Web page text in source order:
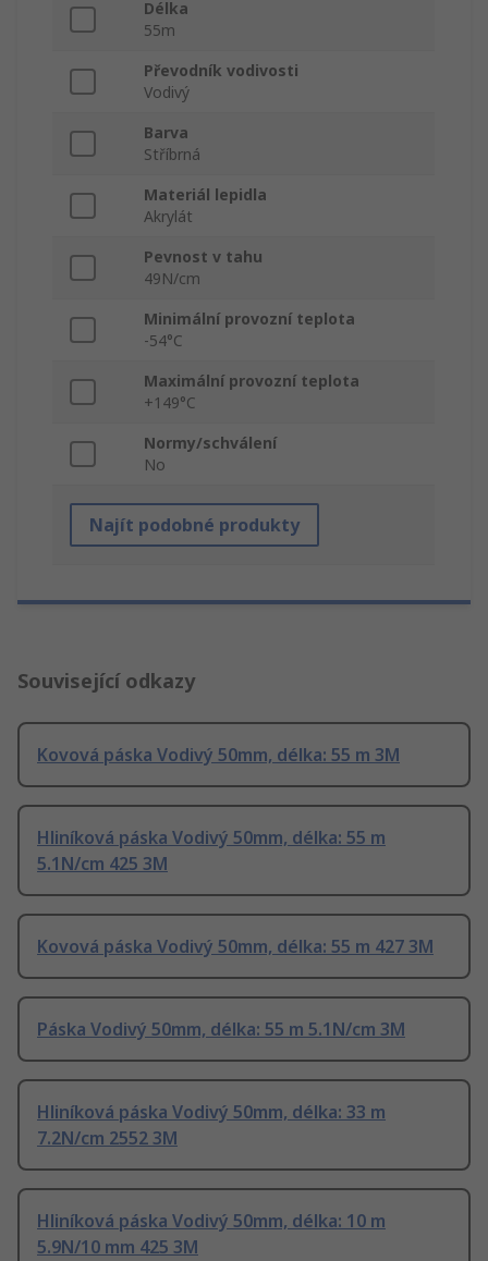
Délka
55m
Převodník vodivosti
Vodivý
Barva
Stříbrná
Materiál lepidla
Akrylát
Pevnost v tahu
49N/cm
Minimální provozní teplota
-54°C
Maximální provozní teplota
+149°C
Normy/schválení
No
Najít podobné produkty
Související odkazy
Kovová páska Vodivý 50mm, délka: 55 m 3M
Hliníková páska Vodivý 50mm, délka: 55 m
5.1N/cm 425 3M
Kovová páska Vodivý 50mm, délka: 55 m 427 3M
Páska Vodivý 50mm, délka: 55 m 5.1N/cm 3M
Hliníková páska Vodivý 50mm, délka: 33 m
7.2N/cm 2552 3M
Hliníková páska Vodivý 50mm, délka: 10 m
5.9N/10 mm 425 3M